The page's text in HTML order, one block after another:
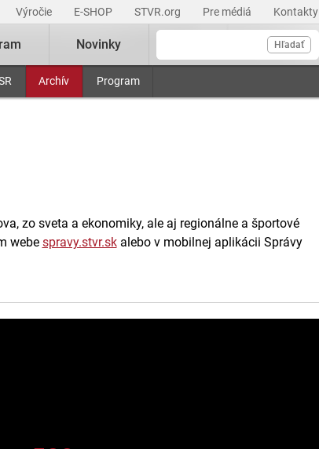
Výročie E-SHOP STVR.org Pre médiá Kontakty
Hľadať
Archív Program
Novinky
zo sveta a ekonomiky, ale aj regionálne a športové
webe spravy.stvr.skalebo v mobilnej aplikácii Správy